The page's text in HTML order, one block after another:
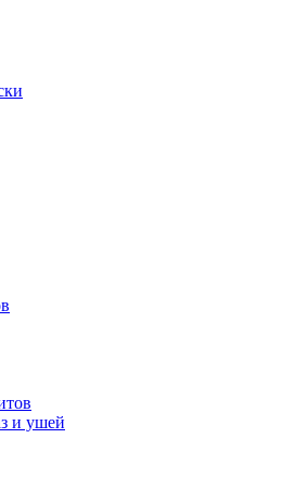
и ушей